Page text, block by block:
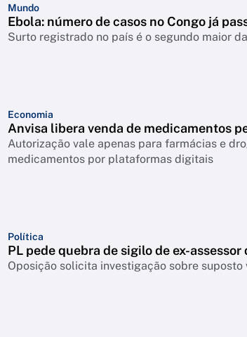
Mundo
Ebola: número de casos no Congo já
Surto registrado no país é o segundo maior
Economia
Anvisa libera venda de medicamentos
Autorização vale apenas para farmácias e
medicamentos por plataformas digitais
Política
PL pede quebra de sigilo de ex-assessor
Oposição solicita investigação sobre